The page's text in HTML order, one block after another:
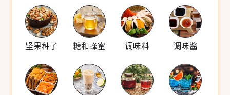
坚果种子 糖和蜂蜜 调味料 调味酱